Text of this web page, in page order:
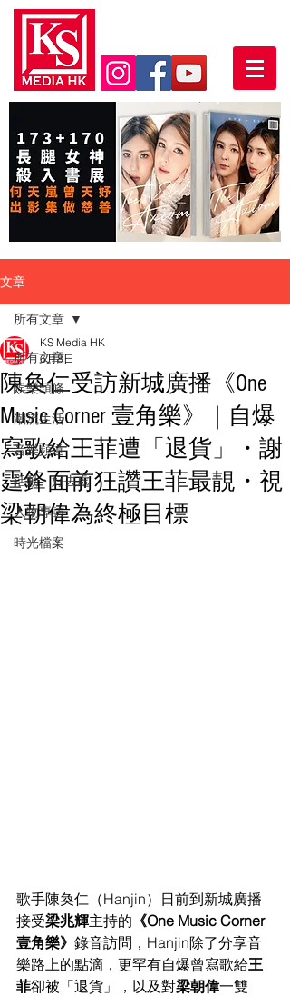
文章
所有文章
娛樂頭條
潮流生活
音樂頻道
活動・好去處
人物專訪
時光檔案
所有文章
陳奐仁受訪新城廣播《One
Music Corner 壹角樂》｜自爆
寫歌給王菲遭「退貨」・謝
霆鋒面前狂讚王菲最靚・視
梁朝偉為終極目標
KS Media HK
6月8日
歌手陳奐仁（Hanjin）日前到新城廣播
接受梁兆輝主持的 《One Music Corner
壹角樂》 錄音訪問，Hanjin除了分享音
樂路上的點滴，更罕有自爆曾寫歌給王
菲卻被「退貨」，以及對梁朝偉一雙